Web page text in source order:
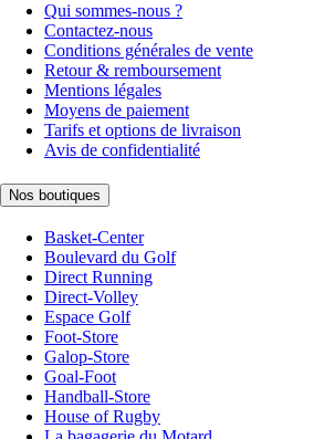
Qui sommes-nous ?
Contactez-nous
Conditions générales de vente
Retour & remboursement
Mentions légales
Moyens de paiement
Tarifs et options de livraison
Avis de confidentialité
Nos boutiques
Basket-Center
Boulevard du Golf
Direct Running
Direct-Volley
Espace Golf
Foot-Store
Galop-Store
Goal-Foot
Handball-Store
House of Rugby